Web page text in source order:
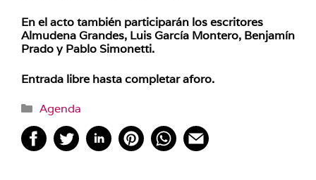
En el acto también participarán los escritores
Almudena Grandes, Luis García Montero, Benjamín
Prado y Pablo Simonetti.
Entrada libre hasta completar aforo.
Categorías
Agenda